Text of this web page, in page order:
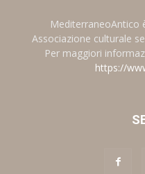
MediterraneoAntico
Associazione culturale
Per maggiori
https://